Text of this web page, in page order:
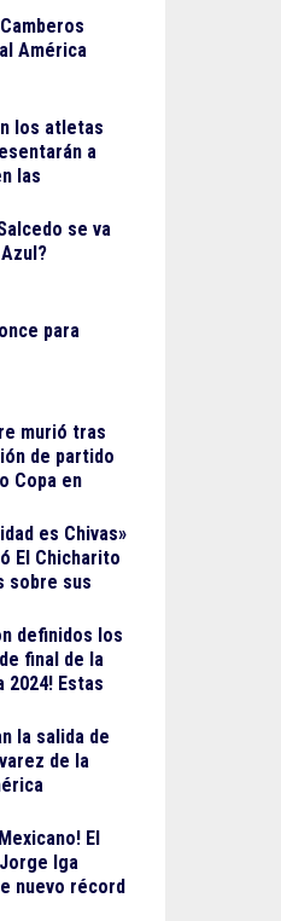
América
los atletas
a
las
se va
para
murió tras
de partido
Copa en
es Chivas»
El Chicharito
sobre sus
definidos los
final de la
2024! Estas
la salida de
de la
El
Iga
nuevo récord